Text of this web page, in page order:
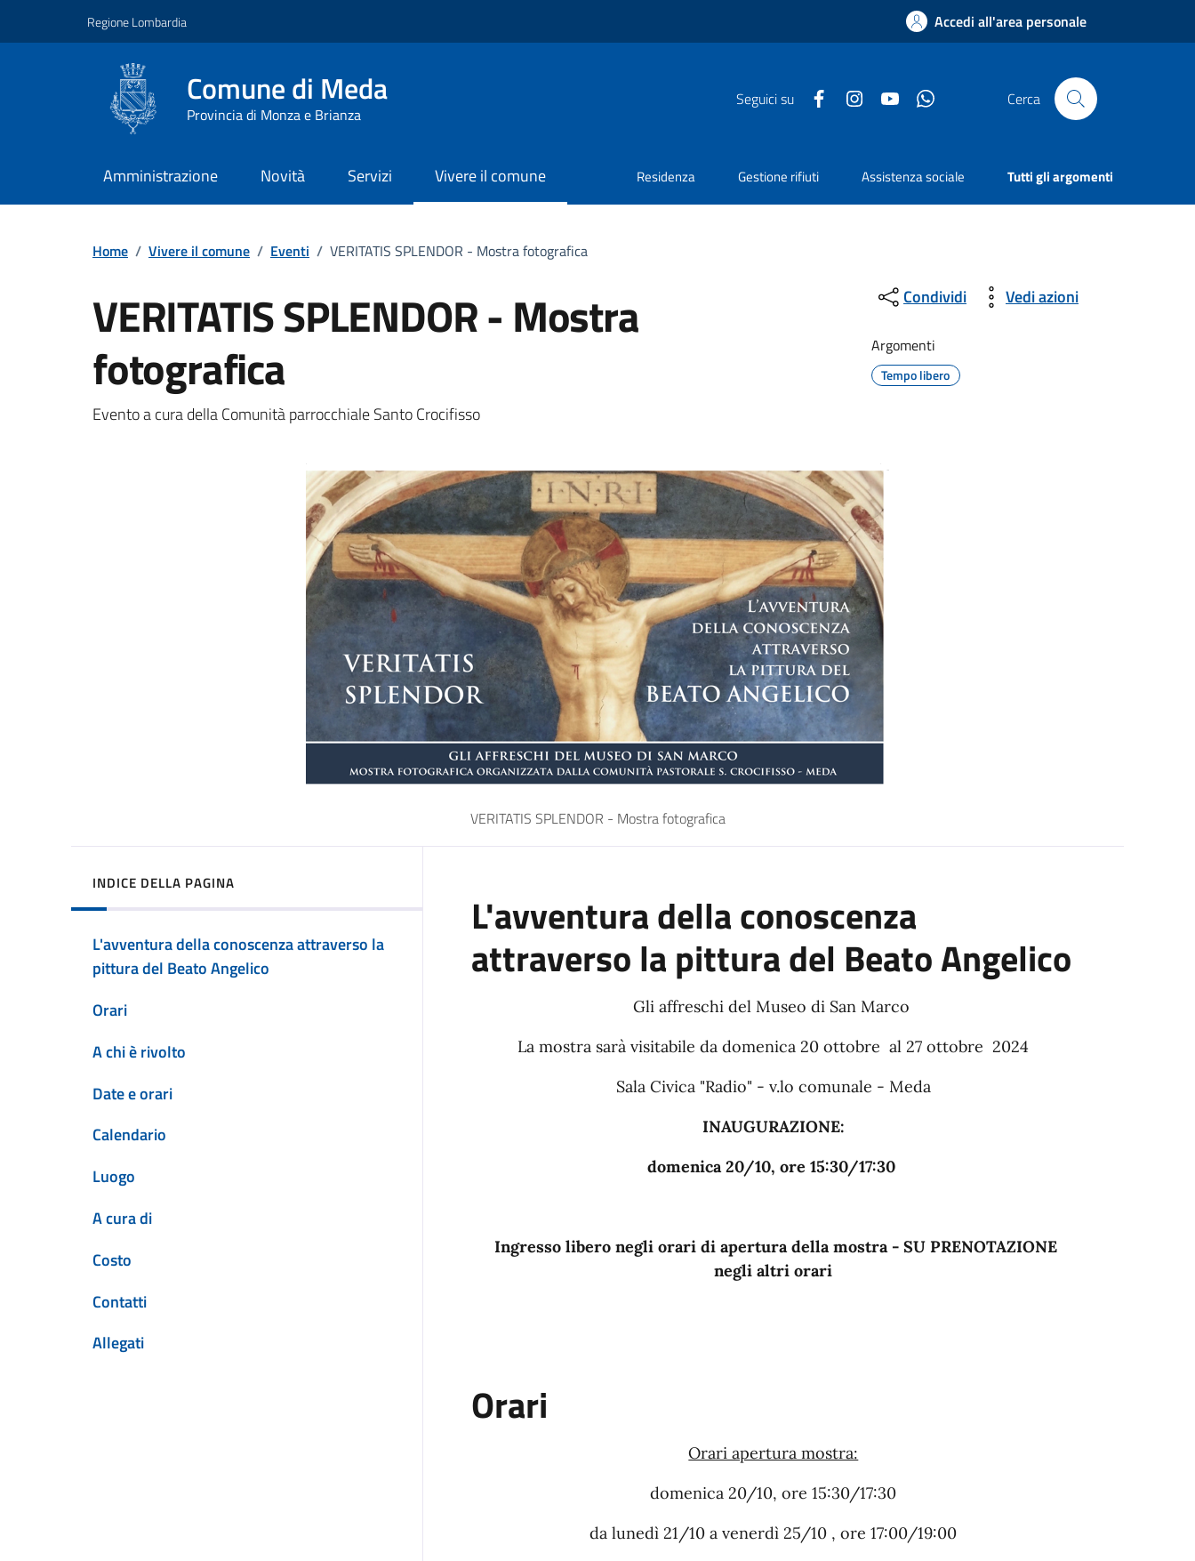
Regione Lombardia Accedi all'area personale
Comune di Meda
Provincia di Monza e Brianza
Seguici su Facebook InstagramYouTube Cerca
Amministrazione Novità Servizi Vivere il comune Residenza Gestione rifiuti Assistenza sociale Tutti gli argomenti
Home / Vivere il comune / Eventi / VERITATIS SPLENDOR - Mostra fotografica
VERITATIS SPLENDOR - Mostra
fotografica
Dettagli della notizia
Evento a cura della Comunità parrocchiale Santo Crocifisso
Condividi Vedi azioni
Argomenti
Tempo libero
VERITATIS SPLENDOR - Mostra fotografica
INDICE DELLA PAGINA
L'avventura della conoscenza attraverso la
pittura del Beato Angelico
Orari
A chi è rivolto
Date e orari
Calendario
Luogo
A cura di
Costo
Contatti
Allegati
L'avventura della conoscenza
attraverso la pittura del Beato Angelico
Gli affreschi del Museo di San Marco
La mostra sarà visitabile da domenica 20 ottobre al 27 ottobre 2024
Sala Civica "Radio" - v.lo comunale - Meda
INAUGURAZIONE:
domenica 20/10, ore 15:30/17:30
Ingresso libero negli orari di apertura della mostra - SU PRENOTAZIONE
negli altri orari
Orari
Orari apertura mostra:
domenica 20/10, ore 15:30/17:30
da lunedì 21/10 a venerdì 25/10 , ore 17:00/19:00